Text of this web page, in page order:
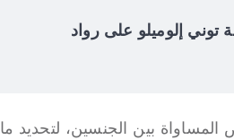
مؤسسة توني إلوميلو على رواد
بين الجنسين، لتحديد ما